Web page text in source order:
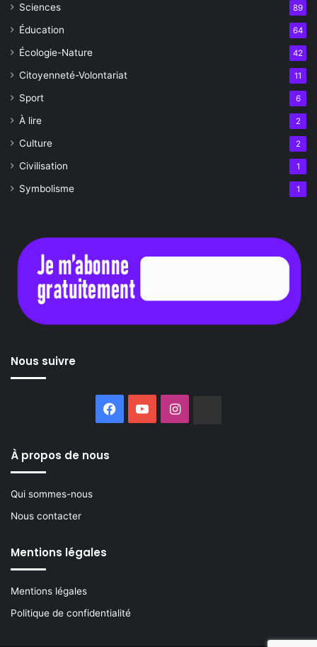
Sciences 89
Éducation 64
Écologie-Nature 42
Citoyenneté-Volontariat 11
Sport 6
À lire 2
Culture 2
Civilisation 1
Symbolisme 1
Nous suivre
Facebook
YouTubeInstagram
À propos de nous
Qui sommes-nous
Nous contacter
Mentions légales
Mentions légales
Politique de confidentialité